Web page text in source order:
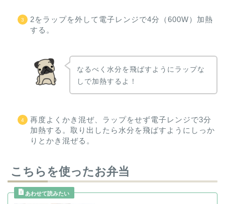
2をラップを外して電子レンジで4分（600W）加熱
する。
なるべく水分を飛ばすようにラップな
しで加熱するよ！
再度よくかき混ぜ、ラップをせず電子レンジで3分
加熱する。取り出したら水分を飛ばすようにしっか
りとかき混ぜる。
こちらを使ったお弁当